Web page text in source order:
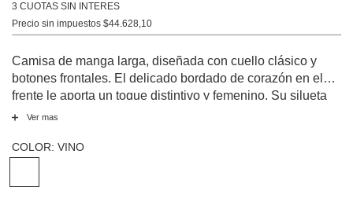
3 CUOTAS SIN INTERES
Precio sin impuestos $44.628,10
Camisa de manga larga, diseñada con cuello clásico y
botones frontales. El delicado bordado de corazón en el
frente le aporta un toque distintivo y femenino. Su silueta
relajada junto a la textura suave brindan una caída fluida,
sumar un detalle especial a tus momentos de relax.
Ver mas
COLOR: VINO